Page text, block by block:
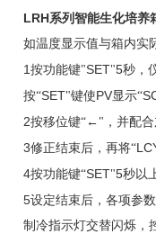
LRH系列智能生化培养
如温度显示值与箱内实际
1 按功能键"SET"5秒
按“SET"键使PV显示“
2按移位键“←"，并
3修正结束后，再将“
4按功能键“SET"5秒以
5设定结束后，各项
制冷指示灯交替闪烁，